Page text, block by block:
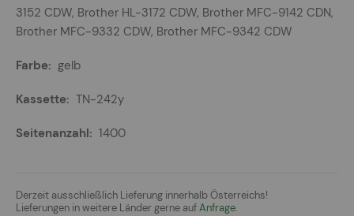
3152 CDW, Brother HL-3172 CDW, Brother MFC-9142 CDN,
Brother MFC-9332 CDW, Brother MFC-9342 CDW
gelb
TN-242y
1400
Derzeit ausschließlich Lieferung innerhalb Österreichs!
Lieferungen in weitere Länder gerne aufAnfrage.